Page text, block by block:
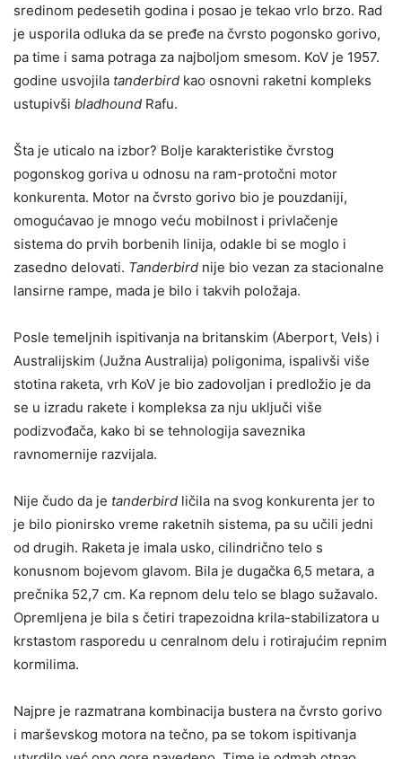
sredinom pedesetih godina i posao je tekao vrlo brzo. Rad
je usporila odluka da se pređe na čvrsto pogonsko gorivo,
pa time i sama potraga za najboljom smesom. KoV je 1957.
godine usvojila tanderbird kao osnovni raketni kompleks
ustupivši bladhound Rafu.
Šta je uticalo na izbor? Bolje karakteristike čvrstog
pogonskog goriva u odnosu na ram-protočni motor
konkurenta. Motor na čvrsto gorivo bio je pouzdaniji,
omogućavao je mnogo veću mobilnost i privlačenje
sistema do prvih borbenih linija, odakle bi se moglo i
zasedno delovati. Tanderbird nije bio vezan za stacionalne
lansirne rampe, mada je bilo i takvih položaja.
Posle temeljnih ispitivanja na britanskim (Aberport, Vels) i
Australijskim (Južna Australija) poligonima, ispalivši više
stotina raketa, vrh KoV je bio zadovoljan i predložio je da
se u izradu rakete i kompleksa za nju uključi više
podizvođača, kako bi se tehnologija saveznika
ravnomernije razvijala.
Nije čudo da je tanderbird ličila na svog konkurenta jer to
je bilo pionirsko vreme raketnih sistema, pa su učili jedni
od drugih. Raketa je imala usko, cilindrično telo s
konusnom bojevom glavom. Bila je dugačka 6,5 metara, a
prečnika 52,7 cm. Ka repnom delu telo se blago sužavalo.
Opremljena je bila s četiri trapezoidna krila-stabilizatora u
krstastom rasporedu u cenralnom delu i rotirajućim repnim
kormilima.
Najpre je razmatrana kombinacija bustera na čvrsto gorivo
i marševskog motora na tečno, pa se tokom ispitivanja